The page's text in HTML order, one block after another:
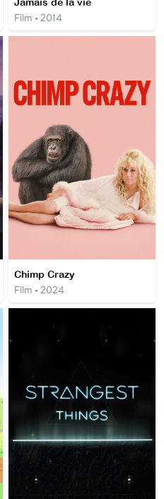
Film • 2014
Chimp Crazy
Film • 2024